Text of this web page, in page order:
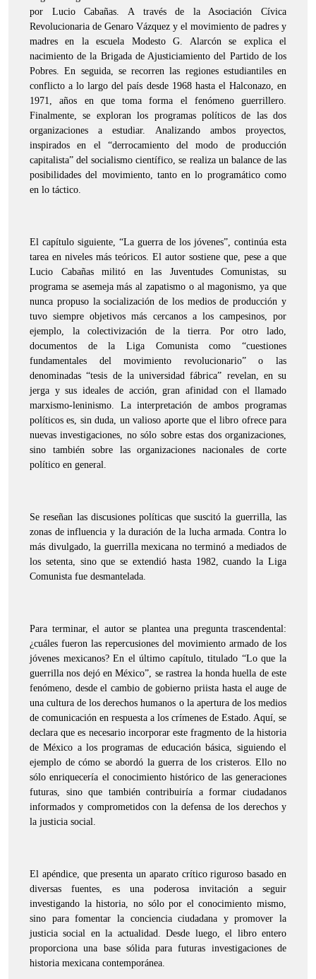
por Lucio Cabañas. A través de la Asociación Cívica
Revolucionaria de Genaro Vázquez y el movimiento de padres y
madres en la escuela Modesto G. Alarcón se explica el
nacimiento de la Brigada de Ajusticiamiento del Partido de los
Pobres. En seguida, se recorren las regiones estudiantiles en
conflicto a lo largo del país desde 1968 hasta el Halconazo, en
1971, años en que toma forma el fenómeno guerrillero.
Finalmente, se exploran los programas políticos de las dos
organizaciones a estudiar. Analizando ambos proyectos,
inspirados en el “derrocamiento del modo de producción
capitalista” del socialismo científico, se realiza un balance de las
posibilidades del movimiento, tanto en lo programático como
en lo táctico.
El capítulo siguiente, “La guerra de los jóvenes”, continúa esta
tarea en niveles más teóricos. El autor sostiene que, pese a que
Lucio Cabañas militó en las Juventudes Comunistas, su
programa se asemeja más al zapatismo o al magonismo, ya que
nunca propuso la socialización de los medios de producción y
tuvo siempre objetivos más cercanos a los campesinos, por
ejemplo, la colectivización de la tierra. Por otro lado,
documentos de la Liga Comunista como “cuestiones
fundamentales del movimiento revolucionario” o las
denominadas “tesis de la universidad fábrica” revelan, en su
jerga y sus ideales de acción, gran afinidad con el llamado
marxismo-leninismo. La interpretación de ambos programas
políticos es, sin duda, un valioso aporte que el libro ofrece para
nuevas investigaciones, no sólo sobre estas dos organizaciones,
sino también sobre las organizaciones nacionales de corte
político en general.
Se reseñan las discusiones políticas que suscitó la guerrilla, las
zonas de influencia y la duración de la lucha armada. Contra lo
más divulgado, la guerrilla mexicana no terminó a mediados de
los setenta, sino que se extendió hasta 1982, cuando la Liga
Comunista fue desmantelada.
Para terminar, el autor se plantea una pregunta trascendental:
¿cuáles fueron las repercusiones del movimiento armado de los
jóvenes mexicanos? En el último capítulo, titulado “Lo que la
guerrilla nos dejó en México”, se rastrea la honda huella de este
fenómeno, desde el cambio de gobierno priista hasta el auge de
una cultura de los derechos humanos o la apertura de los medios
de comunicación en respuesta a los crímenes de Estado. Aquí, se
declara que es necesario incorporar este fragmento de la historia
de México a los programas de educación básica, siguiendo el
ejemplo de cómo se abordó la guerra de los cristeros. Ello no
sólo enriquecería el conocimiento histórico de las generaciones
futuras, sino que también contribuiría a formar ciudadanos
informados y comprometidos con la defensa de los derechos y
la justicia social.
El apéndice, que presenta un aparato crítico riguroso basado en
diversas fuentes, es una poderosa invitación a seguir
investigando la historia, no sólo por el conocimiento mismo,
sino para fomentar la conciencia ciudadana y promover la
justicia social en la actualidad. Desde luego, el libro entero
proporciona una base sólida para futuras investigaciones de
historia mexicana contemporánea.